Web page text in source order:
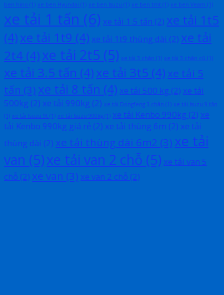
ben hino (1) xe ben Hyundai (1) xe ben Isuzu (1) xe ben tmt (1) xe ben Veam (1)
xe tải 1 tấn (6) xe tải 1.5 tấn (2) xe tải 1t5
(4)xe tải 1t9 (4) xe tải 1t9 thùng dài (2) xe tải
2t4 (4)xe tải 2t5 (5) xe tải 3 chân (1) xe tải 3 chân cũ (1)
xe tải 3.5 tấn (4)xe tải 3t5 (4) xe tải 5
tấn (3) xe tải 8 tấn (4) xe tải 500 kg (2) xe tải
500kg (2) xe tải 990kg (2) xe tải Dongfeng 3 chân (1) xe tải Isuzu 9 tấn
(1) xe tải Isuzu 9t (1) xe tải Isuzu 900kg (1) xe tải Kenbo 990kg (2) xe
tải Kenbo 990kg giá rẻ (2) xe tải thùng 6m (2) xe tải
thùng dài (2) xe tải thùng dài 6m2 (3) xe tải
van (5)xe tải van 2 chỗ (5) xe tải van 5
chỗ (2) xe van (3) xe van 2 chỗ (2)